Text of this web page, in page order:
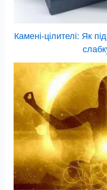
Камені-цілителі: Як